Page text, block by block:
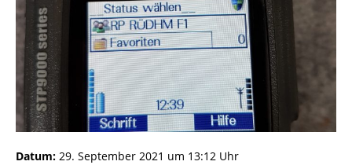
Datum: 29. September 2021 um 13:12 Uhr